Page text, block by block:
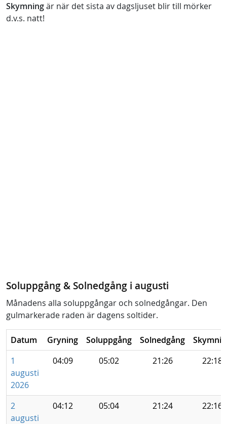
Skymningär när det sista av dagsljuset blir till mörker
d.v.s. natt!
Soluppgång & Solnedgång i augusti
Månadens alla soluppgångar och solnedgångar. Den
gulmarkerade raden är dagens soltider.
Datum Gryning Soluppgång Solnedgång
1
augusti
2026
04:09 05:02 21:26 22:18
2
augusti
04:12 05:04 21:24 22:16